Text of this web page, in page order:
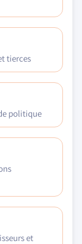
tierces
politique
et